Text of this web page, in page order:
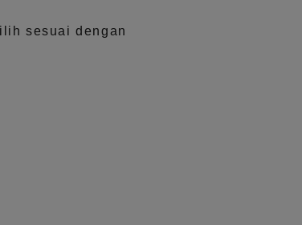
sesuai dengan